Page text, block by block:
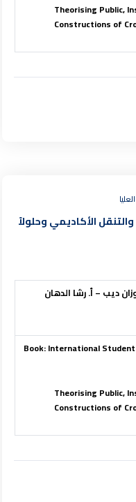
Theorising Public,
Constructions of
الأكاديمي وحلولاً
ديب – أ. رشا الدهان
Book: International Student
Theorising Public,
Constructions of